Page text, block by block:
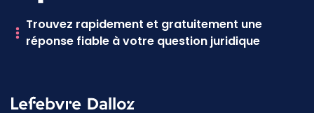
Trouvez rapidement et gratuitement une
réponse fiable à votre question juridique